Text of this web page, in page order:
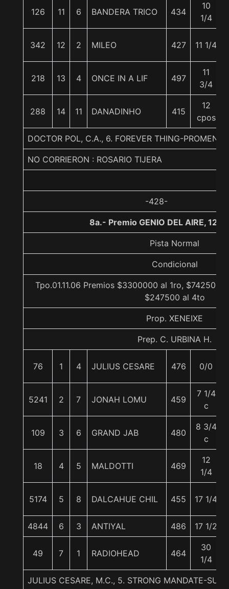
126 11 6 BANDERA TRICO 434
10
1/4
342 12 2 MILEO 427 11 1/4
218 13 4 ONCE IN A LIF 497
11
3/4
288 14 11 DANADINHO 415
12
cpos
DOCTOR POL, C.A., 6. FOREVER THING-
NO CORRIERON : ROSARIO TIJERA
-428-
8a.- Premio GENIO DEL AIRE,
Pista Normal
Condicional
Tpo.01.11.06 Premios $3300000 al 1ro, $742500
$247500 al 4to
Prop. XENEIXE
Prep. C. URBINA H.
76 1 4 JULIUS CESARE 476 0/0
5241 2 7 JONAH LOMU 459
7 1/4
c
109 3 6 GRAND JAB 480
8 3/4
c
18 4 5 MALDOTTI 469
12
1/4
5174 5 8 DALCAHUE CHIL 455 17 1/4
4844 6 3 ANTIYAL 486 17 1/2
49 7 1 RADIOHEAD 464
30
1/4
JULIUS CESARE, M.C., 5. STRONG MANDATE-